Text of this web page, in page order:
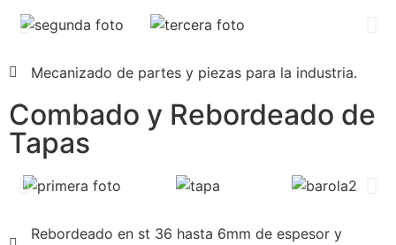
Mecanizado de partes y piezas para la industria.
Combado y Rebordeado de
Tapas
Rebordeado en st 36 hasta 6mm de espesor y